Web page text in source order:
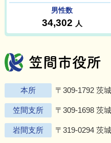
本所 〒309-1792 茨
笠間支所 〒309-1698 茨
岩間支所 〒319-0294 茨